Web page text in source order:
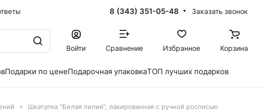
8 (343) 351-05-48 Заказать звонок
Войти Сравнение Избранное Корзина
Подарки по ценеПодарочная упаковкаТОП лучших подарков
Шкатулка "Белая лилия", лакированная с ручной росписью